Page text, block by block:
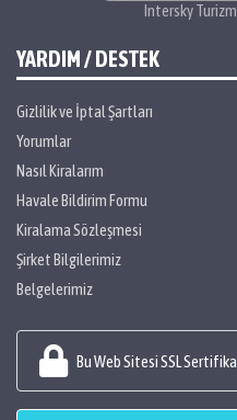
Intersky
YARDIM / DESTEK
Gizlilik ve İptal Şartları
Yorumlar
Nasıl Kiralarım
Havale Bildirim Formu
Kiralama Sözleşmesi
Şirket Bilgilerimiz
Belgelerimiz
Bu Web Sitesi SSL